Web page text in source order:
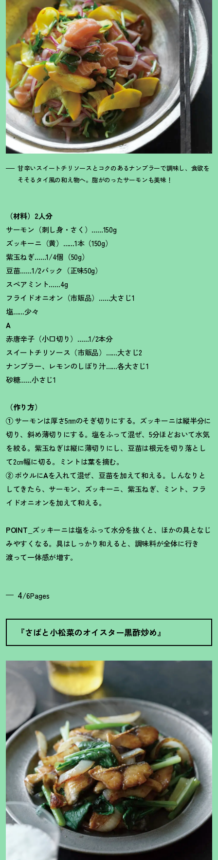
甘辛いスイートチリソースとコクのあるナンプラーで調味し、食欲を
そそるタイ風の和え物へ。脂がのったサーモンも美味！
（材料）2人分
サーモン（刺し身・さく）……150g
ズッキーニ（黄）……1本（150g）
紫玉ねぎ……1/4個（50g）
豆苗……1/2パック（正味50g）
スペアミント……4g
フライドオニオン（市販品）……大さじ1
塩……少々
A
赤唐辛子（小口切り）……1/2本分
スイートチリソース（市販品）……大さじ2
ナンプラー、レモンのしぼり汁……各大さじ1
砂糖……小さじ1
（作り方）
①サーモンは厚さ5㎜のそぎ切りにする。ズッキーニは縦半分に
切り、斜め薄切りにする。塩をふって混ぜ、5分ほどおいて水気
を絞る。紫玉ねぎは縦に薄切りにし、豆苗は根元を切り落とし
て2㎝幅に切る。ミントは葉を摘む。
②ボウルにAを入れて混ぜ、豆苗を加えて和える。しんなりと
してきたら、サーモン、ズッキーニ、紫玉ねぎ、ミント、フラ
イドオニオンを加えて和える。
POINT_ ズッキーニは塩をふって水分を抜くと、ほかの具となじ
みやすくなる。具はしっかり和えると、調味料が全体に行き
渡って一体感が増す。
4/6Pages
『さばと小松菜のオイスター黒酢炒め』